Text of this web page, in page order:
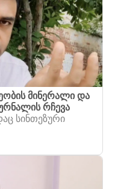
მინერალი და
რჩევა
სინთეზური